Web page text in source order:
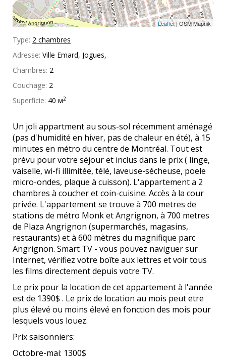
Leaflet| OSM Mapnik
Type: 2 chambres
Adresse: Ville Emard, Jogues,
Chambres: 2
Couchage: 2
Superficie: 40 м2
Un joli appartment au sous-sol récemment aménagé
(pas d'humidité en hiver, pas de chaleur en été), à 15
minutes en métro du centre de Montréal. Tout est
prévu pour votre séjour et inclus dans le prix ( linge,
vaiselle, wi-fi illimitée, télé, laveuse-sécheuse, poele
micro-ondes, plaque à cuisson). L'appartement a 2
chambres à coucher et coin-cuisine. Accès à la cour
privée. L'appartement se trouve à 700 metres de
stations de métro Monk et Angrignon, à 700 metres
de Plaza Angrignon (supermarchés, magasins,
restaurants) et à 600 mètres du magnifique parc
Angrignon. Smart TV - vous pouvez naviguer sur
Internet, vérifiez votre boîte aux lettres et voir tous
les films directement depuis votre TV.
Le prix pour la location de cet appartement à l'année
est de 1390$ . Le prix de location au mois peut etre
plus élevé ou moins élevé en fonction des mois pour
lesquels vous louez.
Prix saisonniers:
Octobre-mai: 1300$